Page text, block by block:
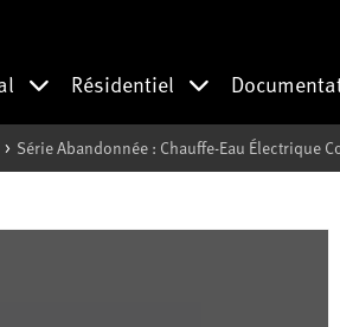
Résidentiel
Série Abandonnée : Chauffe-Eau Électrique